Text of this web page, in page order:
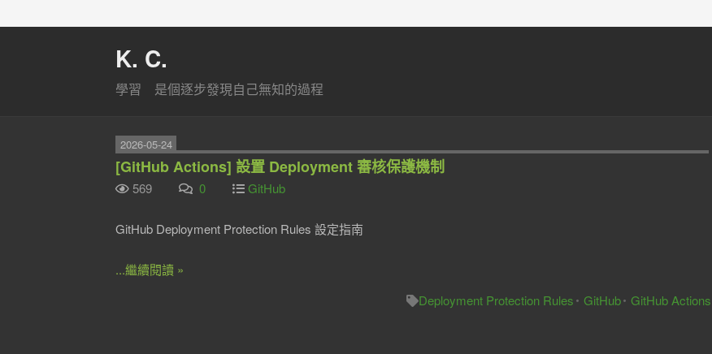
K. C.
學習 是個逐步發現自己無知的過程
2026-05-24
[GitHub Actions] 設置 Deployment 審核保護機制
569 0 GitHub
GitHub Deployment Protection Rules 設定指南
...繼續閱讀 »
Deployment Protection Rules
GitHub GitHub Actions